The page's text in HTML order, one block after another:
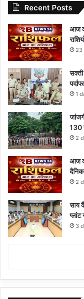
Recent Posts
आज
23
1
130
2
आज
2
साय
3